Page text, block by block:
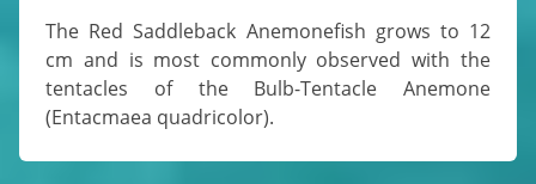
The Red Saddleback Anemonefish grows to 12
cm and is most commonly observed with the
tentacles of the Bulb-Tentacle Anemone
(Entacmaea quadricolor).